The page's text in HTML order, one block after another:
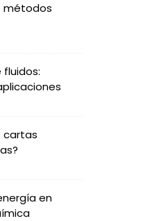
métodos
fluidos:
cartas
en